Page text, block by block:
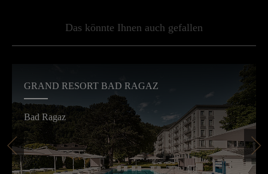
Das könnte Ihnen auch gefallen
GRAND RESORT BAD RAGAZ
Bad Ragaz